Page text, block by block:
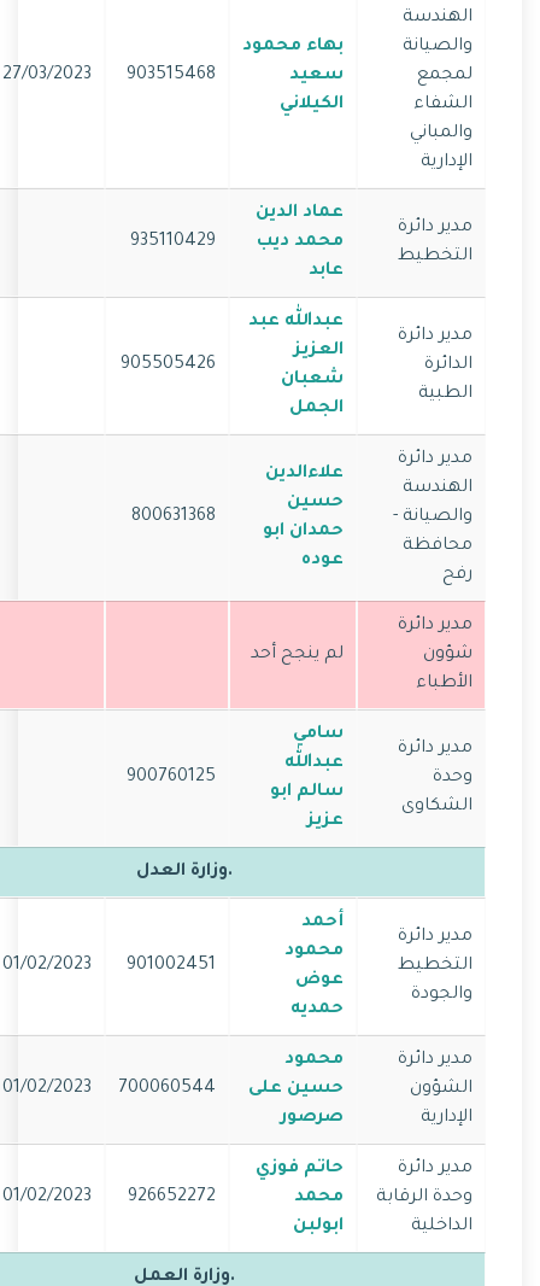
الهندسة
والصيانة
لمجمع
الشفاء
والمباني
الإدارية
بهاء محمود
سعيد
الكيلاني
903515468
27/03/2023
مدير دائرة
التخطيط
عماد الدين
محمد ديب
عابد
935110429
مدير دائرة
الدائرة
الطبية
عبدالله عبد
العزيز
شعبان
الجمل
905505426
مدير دائرة
الهندسة
والصيانة -
محافظة
رفح
علاءالدين
حسين
حمدان ابو
عوده
800631368
مدير دائرة
شؤون
الأطباء
لم ينجح أحد
مدير دائرة
وحدة
الشكاوى
سامي
عبدالله
سالم ابو
عزيز
900760125
.وزارة العدل
مدير دائرة
التخطيط
والجودة
أحمد
محمود
عوض
حمديه
901002451
01/02/2023
مدير دائرة
الشؤون
الإدارية
محمود
حسين على
صرصور
700060544
01/02/2023
مدير دائرة
وحدة الرقابة
الداخلية
حاتم فوزي
محمد
ابولبن
926652272
01/02/2023
.وزارة العمل